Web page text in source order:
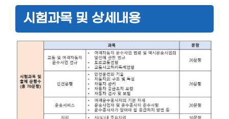
시험과목 및 상세내용